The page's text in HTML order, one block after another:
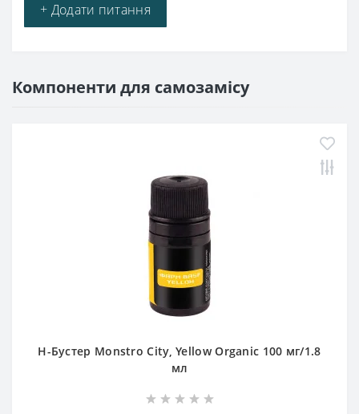
+ Додати питання
Компоненти для самозамісу
Н-Бустер Monstro City, Yellow Organic 100 мг/1.8
мл